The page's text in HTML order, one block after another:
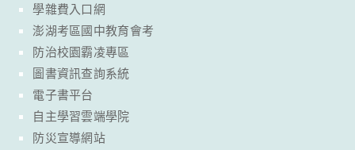
學雜費入口網
澎湖考區國中教育會考
防治校園霸凌專區
圖書資訊查詢系統
電子書平台
自主學習雲端學院
防災宣導網站